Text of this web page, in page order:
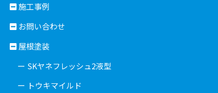
施工事例
お問い合わせ
屋根塗装
ー SKヤネフレッシュ2液型
ー トウキマイルド